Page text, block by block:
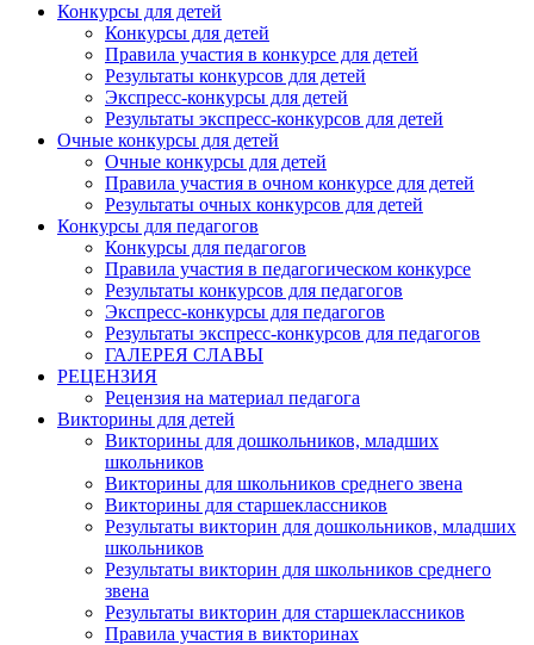
Конкурсы для детей
Конкурсы для детей
Правила участия в конкурсе для детей
Результаты конкурсов для детей
Экспресс-конкурсы для детей
Результаты экспресс-конкурсов для детей
Очные конкурсы для детей
Очные конкурсы для детей
Правила участия в очном конкурсе для детей
Результаты очных конкурсов для детей
Конкурсы для педагогов
Конкурсы для педагогов
Правила участия в педагогическом конкурсе
Результаты конкурсов для педагогов
Экспресс-конкурсы для педагогов
Результаты экспресс-конкурсов для педагогов
ГАЛЕРЕЯ СЛАВЫ
РЕЦЕНЗИЯ
Рецензия на материал педагога
Викторины для детей
Викторины для дошкольников, младших
школьников
Викторины для школьников среднего звена
Викторины для старшеклассников
Результаты викторин для дошкольников, младших
школьников
Результаты викторин для школьников среднего
звена
Результаты викторин для старшеклассников
Правила участия в викторинах